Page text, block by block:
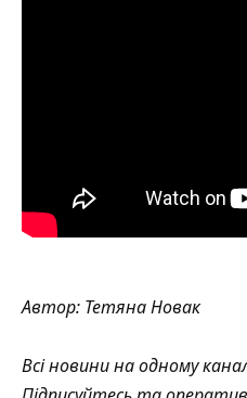
Автор: Тетяна Новак
Всі новини на одному